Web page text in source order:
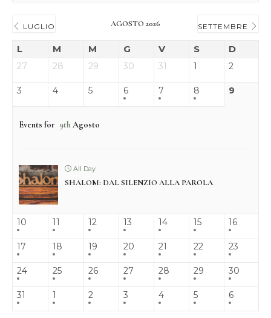
LUGLIO AGOSTO 2026 SETTEMBRE
L M M G V S D
27 28 29 30 31 1 2
3 4 5 6 7 8 9
Events for 9thAgosto
All Day
SHALOM: DAL SILENZIO ALLA PAROLA
10 11 12 13 14 15 16
17 18 19 20 21 22 23
24 25 26 27 28 29 30
31 1 2 3 4 5 6